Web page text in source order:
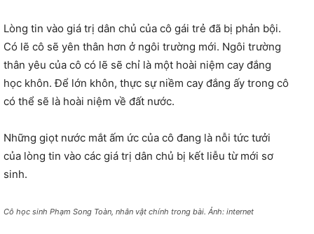
Lòng tin vào giá trị dân chủ của cô gái trẻ đã bị phản bội.
Có lẽ cô sẽ yên thân hơn ở ngôi trường mới. Ngôi trường
thân yêu của cô có lẽ sẽ chỉ là một hoài niệm cay đắng
học khôn. Để lớn khôn, thực sự niềm cay đắng ấy trong cô
có thể sẽ là hoài niệm về đất nước.
Những giọt nước mắt ấm ức của cô đang là nỗi tức tưởi
của lòng tin vào các giá trị dân chủ bị kết liễu từ mới sơ
sinh.
Cô học sinh Phạm Song Toàn, nhân vật chính trong bài. Ảnh: internet